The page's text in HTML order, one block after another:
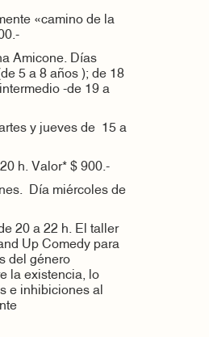
«camino de la
Amicone. Días
5 a 8 años ); de 18
-de 19 a
y jueves de 15 a
h. Valor* $ 900.-
Día miércoles de
20 a 22 h. El taller
Up Comedy para
del género
la existencia, lo
e inhibiciones al